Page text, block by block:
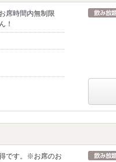
席時間内無制限
！
です。※お席のお